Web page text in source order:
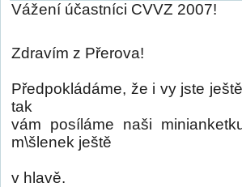
Vážení účastníci CVVZ 2007!
Zdravím z Přerova!
Předpokládáme, že i vy jste
tak
vám posíláme naši
m\šlenek ještě
v hlavě.